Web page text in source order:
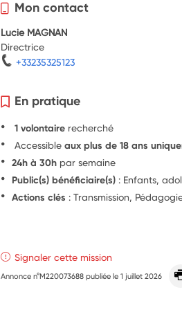
Mon contact
Lucie MAGNAN
Directrice
+33235325123
En pratique
1 volontaire recherché
Accessibleaux plus de 18 ans
24h à 30h par semaine
Public(s) bénéficiaire(s) : Enfants,
Actions clés : Transmission,
Signaler cette mission
Annonce n°M220073688 publiée le1 juillet 2026